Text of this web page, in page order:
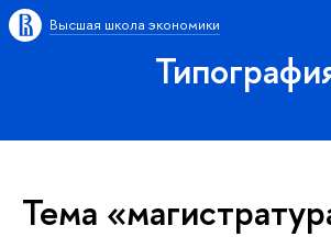
Высшая школа экономики
Тема